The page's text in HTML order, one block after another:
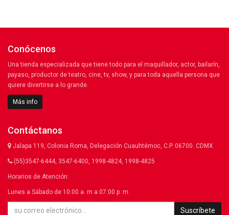
Conócenos
Una tienda especializada que tiene todo para el maquillador, actor, bailarín,
payaso, productor de teatro, cine, tv, show, y para toda aquella persona que
quiere divertirse a lo grande.
Más info
Contáctanos
Jalapa 119, Colonia Roma, Delegación Cuauhtémoc, C.P. 06700. CDMX
(55)3547-6444, 3547-6400, 1998-4824, 1998-4825
Horarios de Atención:
Lunes a Sábado de 10:00 a. m a 07:00 p. m.
Suscríbete